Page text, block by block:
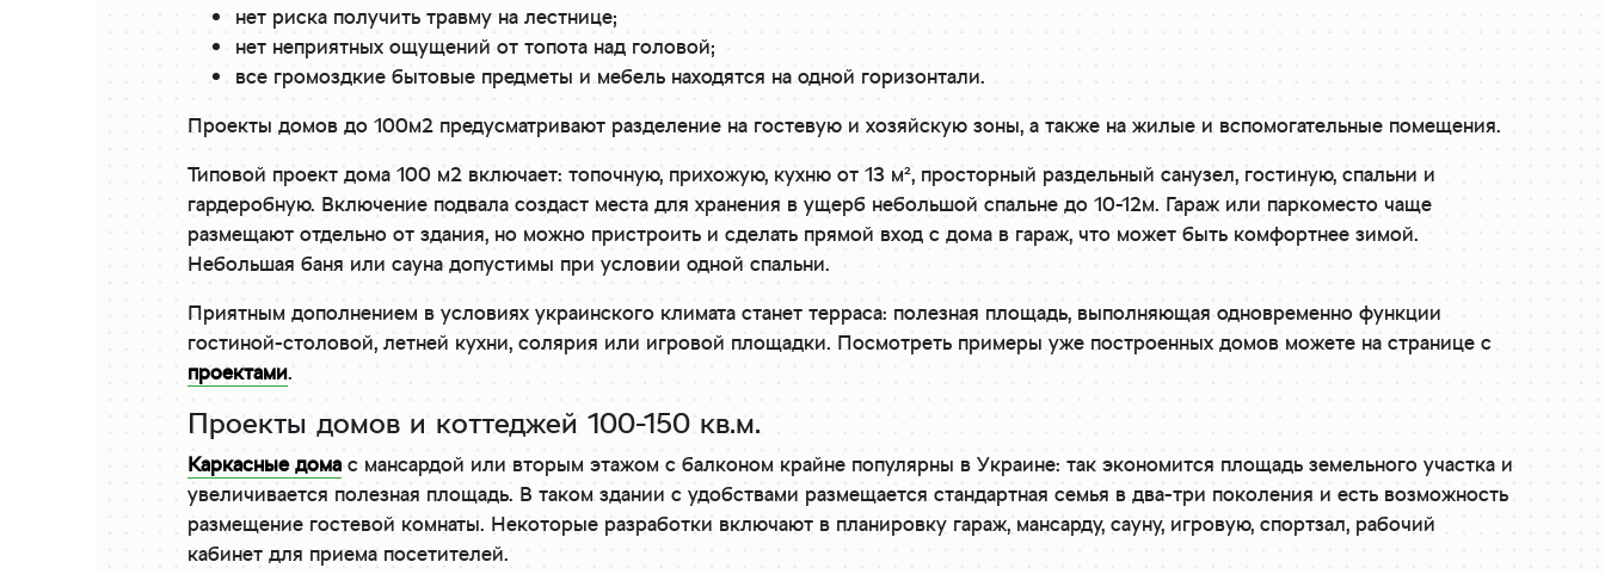
нет риска получить травму на лестнице;
нет неприятных ощущений от топота над головой;
все громоздкие бытовые предметы и мебель находятся на одной горизонтали.
Проекты домов до 100м2 предусматривают разделение на гостевую и хозяйскую зоны, а также на жилые и вспомогательные помещения.
Типовой проект дома 100 м2 включает: топочную, прихожую, кухню от 13 м², просторный раздельный санузел, гостиную, спальни и
гардеробную. Включение подвала создаст места для хранения в ущерб небольшой спальне до 10-12м. Гараж или паркоместо чаще
размещают отдельно от здания, но можно пристроить и сделать прямой вход с дома в гараж, что может быть комфортнее зимой.
Небольшая баня или сауна допустимы при условии одной спальни.
Приятным дополнением в условиях украинского климата станет терраса: полезная площадь, выполняющая одновременно функции
гостиной-столовой, летней кухни, солярия или игровой площадки. Посмотреть примеры уже построенных домов можете на странице с
проектами.
Проекты домов и коттеджей 100-150 кв.м.
Каркасные домас мансардой или вторым этажом с балконом крайне популярны в Украине: так экономится площадь земельного участка и
увеличивается полезная площадь. В таком здании с удобствами размещается стандартная семья в два-три поколения и есть возможность
размещение гостевой комнаты. Некоторые разработки включают в планировку гараж, мансарду, сауну, игровую, спортзал, рабочий
кабинет для приема посетителей.